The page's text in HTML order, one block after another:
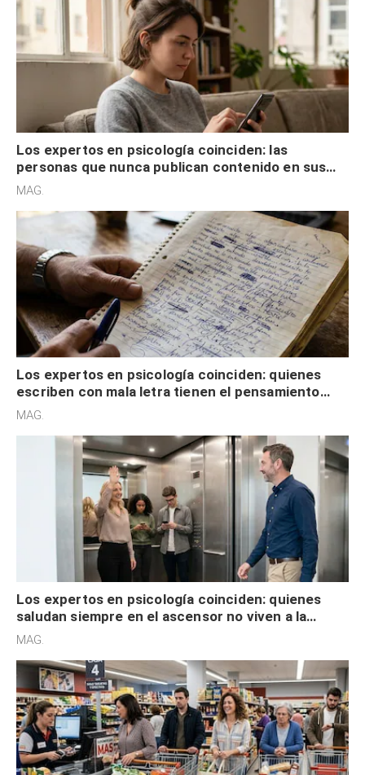
Los expertos en psicología coinciden: las
personas que nunca publican contenido en sus
redes sociales no pretenden buscar validación
MAG.
Los expertos en psicología coinciden: quienes
escriben con mala letra tienen el pensamiento
acelerado y no lo hacen por desinterés
MAG.
Los expertos en psicología coinciden: quienes
saludan siempre en el ascensor no viven a la
defensiva y tienen apertura social
MAG.